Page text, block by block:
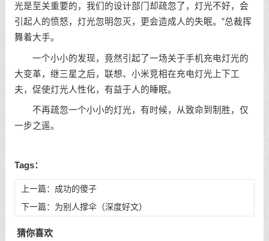
光是至关重要的，我们的设计部门却疏忽了，灯光不好，会
引起人的愤怒，灯光忽明忽灭，更会造成人的失眠。”总裁挥
舞着大手。
一个小小的发现，竟然引起了一场关于手机充电灯光的
大变革，继三星之后，联想、小米竞相在充电灯光上下工
夫，促使灯光人性化，有益于人的睡眠。
不再疏忽一个小小的灯光，有时候，从致命到制胜，仅
一步之遥。
Tags：
上一篇： 成功的傻子
下一篇： 为别人撑伞（深度好文）
猜你喜欢